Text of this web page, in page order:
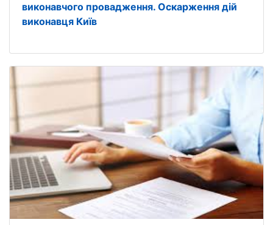
виконавчого провадження. Оскарження дій
виконавця Київ